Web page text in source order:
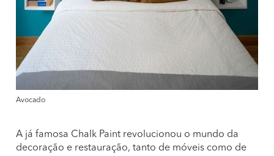
Avocado
A já famosa Chalk Paint revolucionou o mundo da
decoração e restauração, tanto de móveis como de